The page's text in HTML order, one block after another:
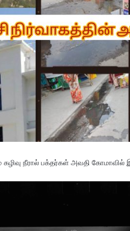
கழிவு நீரால் பக்தர்கள் அவதி கோமாவில்